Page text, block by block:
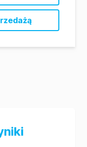
RRG (FR)
RRG (ZH)